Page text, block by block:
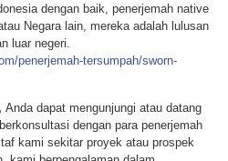
dengan baik, penerjemah native
Negara lain, mereka adalah lulusan
luar negeri.
penerjemah-tersumpah/sworn-
Anda dapat mengunjungi atau datang
dengan para penerjemah
kami sekitar proyek atau prospek